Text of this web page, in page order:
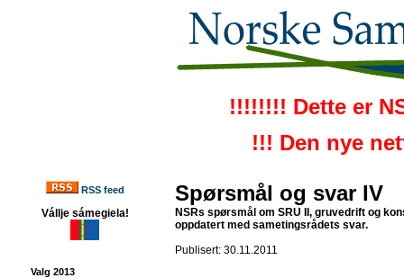
!!!!!!!! Dette er
!!! Den nye
RSS feed
Vállje sámegiela!
Valg 2013
Spørsmål og svar IV
NSRs spørsmål om SRU II, gruvedrift og
oppdatert med sametingsrådets svar.
Publisert: 30.11.2011